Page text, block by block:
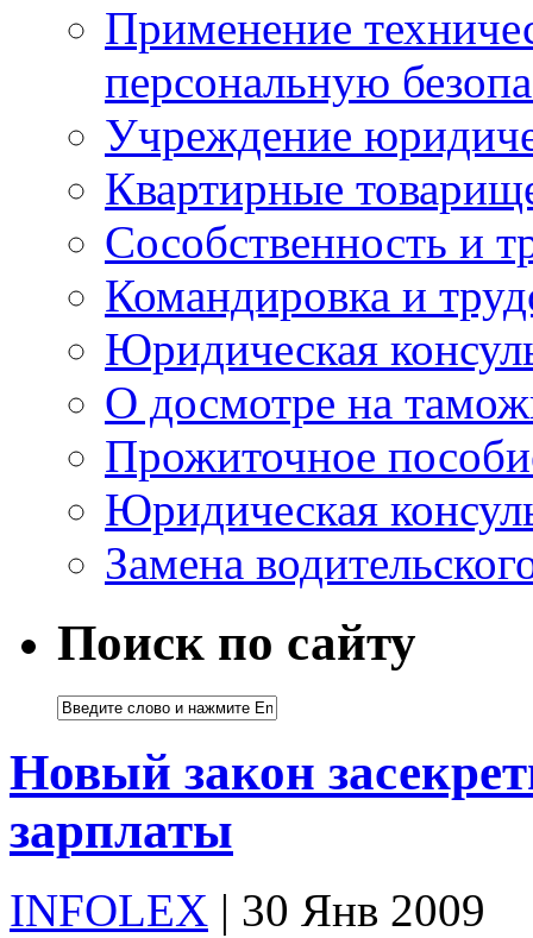
Применение
персональную
Учреждение
Квартирные
Сособственность и
Командировка и
Юридическая
О досмотре на
Прожиточное
Юридическая
Замена
Поиск по сайту
Новый закон
зарплаты
INFOLEX | 30 Янв 2009